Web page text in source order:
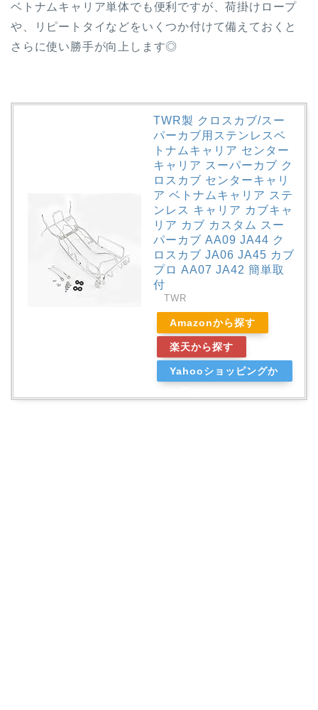
ベトナムキャリア単体でも便利ですが、荷掛けロープ
や、リピートタイなどをいくつか付けて備えておくと
さらに使い勝手が向上します◎
TWR製 クロスカブ/スー
パーカブ用ステンレスベ
トナムキャリア センター
キャリア スーパーカブ ク
ロスカブ センターキャリ
ア ベトナムキャリア ステ
ンレス キャリア カブキャ
リア カブ カスタム スー
パーカブ AA09 JA44 ク
ロスカブ JA06 JA45 カブ
プロ AA07 JA42 簡単取
付
TWR
Amazonから探す
楽天から探す
Yahooショッピングか